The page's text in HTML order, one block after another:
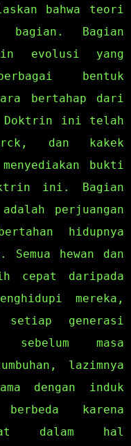
bahwa teori
bagian. Bagian
evolusi yang
bentuk
bertahap dari
Doktrin ini telah
dan kakek
bukti
ini. Bagian
perjuangan
hidupnya
hewan dan
cepat daripada
mereka,
generasi
masa
lazimnya
dengan induk
karena
dalam hal